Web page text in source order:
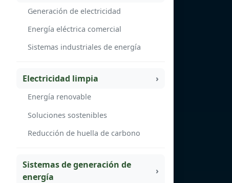
Generación de electricidad
Energía eléctrica comercial
Sistemas industriales de energía
Electricidad limpia
Energía renovable
Soluciones sostenibles
Reducción de huella de carbono
Sistemas de generación de
energía